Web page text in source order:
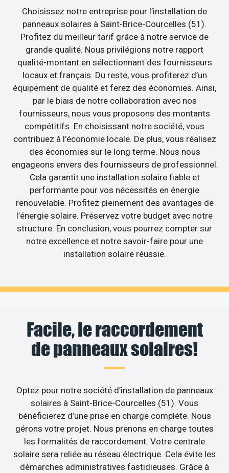
Choisissez notre entreprise pour l’installation de
panneaux solaires à Saint-Brice-Courcelles (51).
Profitez du meilleur tarif grâce à notre service de
grande qualité. Nous privilégions notre rapport
qualité-montant en sélectionnant des fournisseurs
locaux et français. Du reste, vous profiterez d’un
équipement de qualité et ferez des économies. Ainsi,
par le biais de notre collaboration avec nos
fournisseurs, nous vous proposons des montants
compétitifs. En choisissant notre société, vous
contribuez à l’économie locale. De plus, vous réalisez
des économies sur le long terme. Nous nous
engageons envers des fournisseurs de professionnel.
Cela garantit une installation solaire fiable et
performante pour vos nécessités en énergie
renouvelable. Profitez pleinement des avantages de
l’énergie solaire. Préservez votre budget avec notre
structure. En conclusion, vous pourrez compter sur
notre excellence et notre savoir-faire pour une
installation solaire réussie.
Facile, le raccordement
de panneaux solaires!
Optez pour notre société d’installation de panneaux
solaires à Saint-Brice-Courcelles (51). Vous
bénéficierez d’une prise en charge complète. Nous
gérons votre projet. Nous prenons en charge toutes
les formalités de raccordement. Votre centrale
solaire sera reliée au réseau électrique. Cela évite les
démarches administratives fastidieuses. Grâce à